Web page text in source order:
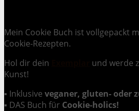
Mein Cookie Buch ist vollgepackt
Cookie-Rezepten.
Hol dir dein
und werde
Kunst!
▪ Inklusive veganer, gluten- oder
▪ DAS Buch für Cookie-holics!